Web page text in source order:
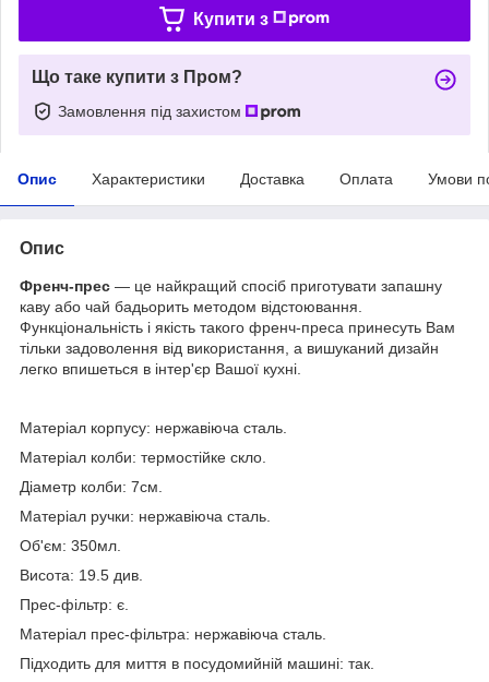
Купити з
Що таке купити з Пром?
Замовлення під захистом
Опис Характеристики Доставка Оплата Умови
Опис
Френч-прес — це найкращий спосіб приготувати запашну
каву або чай бадьорить методом відстоювання.
Функціональність і якість такого френч-преса принесуть Вам
тільки задоволення від використання, а вишуканий дизайн
легко впишеться в інтер'єр Вашої кухні.
Матеріал корпусу: нержавіюча сталь.
Матеріал колби: термостійке скло.
Діаметр колби: 7см.
Матеріал ручки: нержавіюча сталь.
Об'єм: 350мл.
Висота: 19.5 див.
Прес-фільтр: є.
Матеріал прес-фільтра: нержавіюча сталь.
Підходить для миття в посудомийній машині: так.